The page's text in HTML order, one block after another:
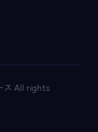
ス All rights